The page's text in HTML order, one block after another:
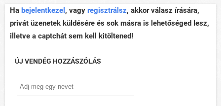
Ha bejelentkezel , vagy regisztrálsz, akkor válasz írására,
privát üzenetek küldésére és sok másra is lehetőséged lesz,
illetve a captchát sem kell kitöltened!
ÚJ VENDÉG HOZZÁSZÓLÁS